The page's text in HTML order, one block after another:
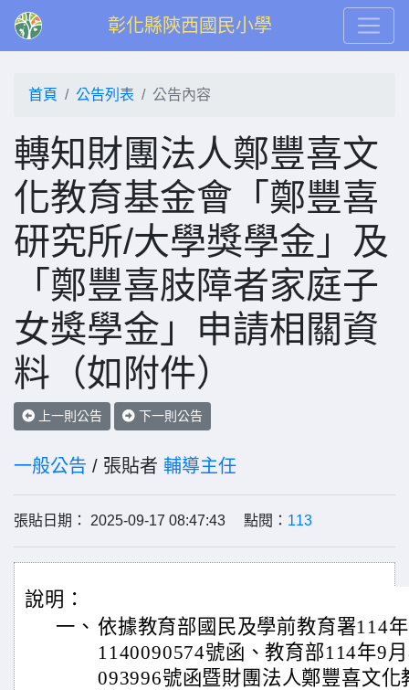
彰化縣陝西國民小學
首頁 公告列表 公告內容
轉知財團法人鄭豐喜文
化教育基金會「鄭豐喜
研究所/大學獎學金」及
「鄭豐喜肢障者家庭子
女獎學金」申請相關資
料（如附件）
上一則公告 下一則公告
一般公告 / 張貼者 輔導主任
張貼日期： 2025-09-17 08:47:43 點閱： 113
說明：
一、 依據教育部國民及學前教育署114
1140090574號函、教育部114年9
093996號函暨財團法人鄭豐喜文